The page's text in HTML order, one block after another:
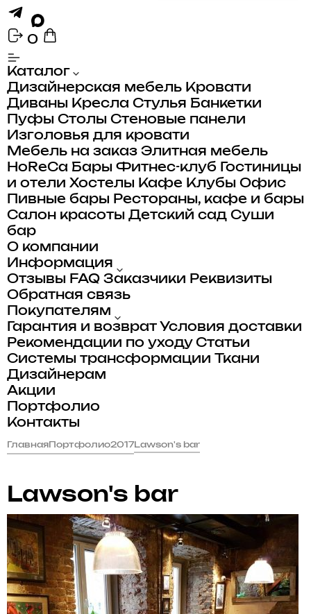
0
Каталог
Дизайнерская мебель Кровати
Диваны Кресла Стулья Банкетки
Пуфы Столы Стеновые панели
Изголовья для кровати
Мебель на заказ Элитная мебель
HoReCa Бары Фитнес-клуб
Гостиницы
и отели Хостелы Кафе Клубы Офис
Пивные бары Рестораны, кафе и бары
Салон красоты Детский сад Суши
бар
О компании
Информация
Отзывы FAQ Заказчики Реквизиты
Обратная связь
Покупателям
Гарантия и возврат Условия доставки
Рекомендации по уходу Статьи
Системы трансформации
Ткани
Дизайнерам
Акции
Портфолио
Контакты
ГлавнаяПортфолио2017 Lawson's bar
Lawson's bar